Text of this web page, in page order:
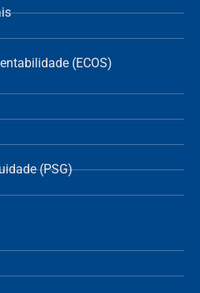
(ECOS)
(PSG)